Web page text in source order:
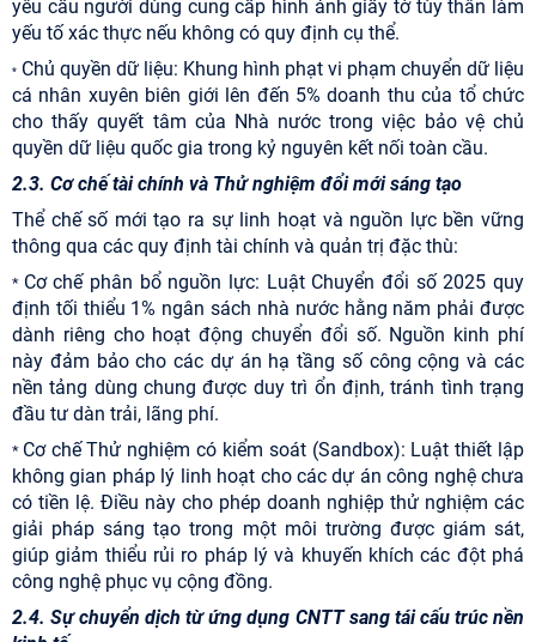
yêu cầu người dùng cung cấp hình ảnh giấy tờ tùy thân làm
yếu tố xác thực nếu không có quy định cụ thể.
* Chủ quyền dữ liệu: Khung hình phạt vi phạm chuyển dữ liệu
cá nhân xuyên biên giới lên đến 5% doanh thu của tổ chức
cho thấy quyết tâm của Nhà nước trong việc bảo vệ chủ
quyền dữ liệu quốc gia trong kỷ nguyên kết nối toàn cầu.
2.3. Cơ chế tài chính và Thử nghiệm đổi mới sáng tạo
Thể chế số mới tạo ra sự linh hoạt và nguồn lực bền vững
thông qua các quy định tài chính và quản trị đặc thù:
* Cơ chế phân bổ nguồn lực: Luật Chuyển đổi số 2025 quy
định tối thiểu 1% ngân sách nhà nước hằng năm phải được
dành riêng cho hoạt động chuyển đổi số. Nguồn kinh phí
này đảm bảo cho các dự án hạ tầng số công cộng và các
nền tảng dùng chung được duy trì ổn định, tránh tình trạng
đầu tư dàn trải, lãng phí.
* Cơ chế Thử nghiệm có kiểm soát (Sandbox): Luật thiết lập
không gian pháp lý linh hoạt cho các dự án công nghệ chưa
có tiền lệ. Điều này cho phép doanh nghiệp thử nghiệm các
giải pháp sáng tạo trong một môi trường được giám sát,
giúp giảm thiểu rủi ro pháp lý và khuyến khích các đột phá
công nghệ phục vụ cộng đồng.
2.4. Sự chuyển dịch từ ứng dụng CNTT sang tái cấu trúc nền